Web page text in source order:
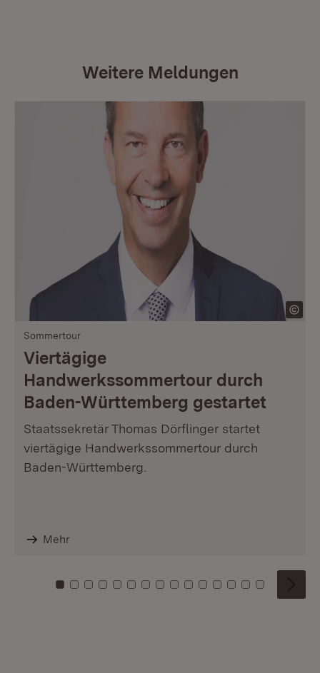
Weitere Meldungen
Sommertour
Viertägige
Handwerkssommertour durch
Baden-Württemberg gestartet
Staatssekretär Thomas Dörflinger startet
viertägige Handwerkssommertour durch
Baden-Württemberg.
Mehr
Zu Kachel: 0
Zu Kachel: 1
Zu Kachel: 2
Zu Kachel: 3
Zu Kachel: 4
Zu Kachel: 5
Zu Kachel: 6
Zu Kachel: 7
Zu Kachel: 8
Zu Kachel: 9
Zu Kachel: 10
Zu Kachel: 11
Zu Kachel: 12
Zu Kachel:
Zu